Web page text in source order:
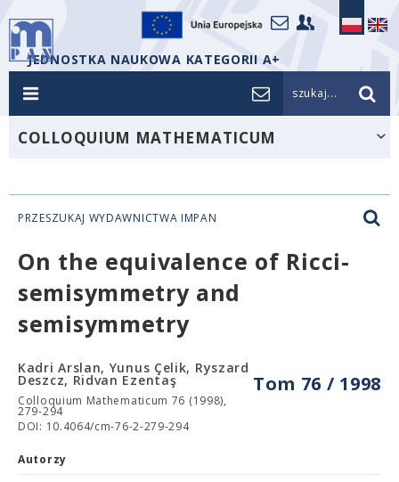
JEDNOSTKA NAUKOWA KATEGORII A+
szukaj...
COLLOQUIUM MATHEMATICUM
PRZESZUKAJ WYDAWNICTWA IMPAN
On the equivalence of Ricci-
semisymmetry and
semisymmetry
Tom 76 / 1998
Kadri Arslan, Yunus Çelik, Ryszard
Deszcz, Ridvan Ezentaş
Colloquium Mathematicum 76 (1998),
279-294
DOI: 10.4064/cm-76-2-279-294
Autorzy